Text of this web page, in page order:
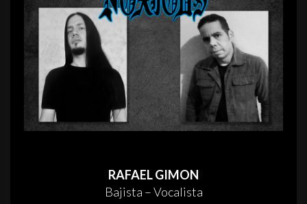
RAFAEL GIMON
Bajista – Vocalista